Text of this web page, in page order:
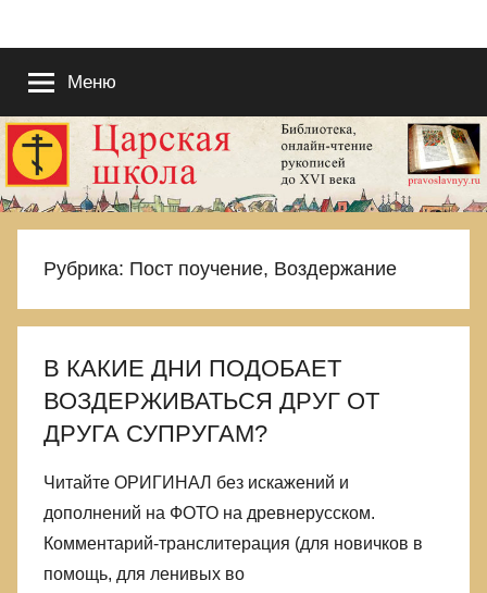
к
содержимому
Православие
в
рукописях
—
ЦАРСКАЯ
ШКОЛА
во
Славу
Исуса
Христа.
Для
поиска
Божиего
Выбираемся
еретическиой
языческой
родились
Меню
Рубрика: Пост поучение, Воздержание
В КАКИЕ ДНИ ПОДОБАЕТ
ВОЗДЕРЖИВАТЬСЯ ДРУГ ОТ
ДРУГА СУПРУГАМ?
Читайте ОРИГИНАЛ без искажений и
дополнений на ФОТО на древнерусском.
Комментарий-транслитерация (для новичков в
помощь, для ленивых во